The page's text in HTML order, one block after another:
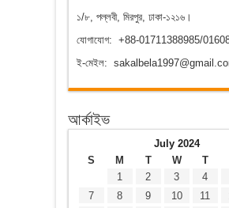
১/৮, পল্লবী, মিরপুর, ঢাকা-১২১৬।
যোগাযোগ: +88-01711388985/
ই-মেইল:
আর্কাইভ
July 2024
S
M T W T
1
2 3 4
7
8 9 10 11